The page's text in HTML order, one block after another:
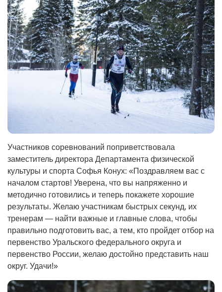
Участников соревнований поприветствовала
заместитель директора Департамента физической
культуры и спорта Софья Конух: «Поздравляем вас с
началом стартов! Уверена, что вы напряженно и
методично готовились и теперь покажете хорошие
результаты. Желаю участникам быстрых секунд, их
тренерам — найти важные и главные слова, чтобы
правильно подготовить вас, а тем, кто пройдет отбор на
первенство Уральского федерального округа и
первенство России, желаю достойно представить наш
округ. Удачи!»